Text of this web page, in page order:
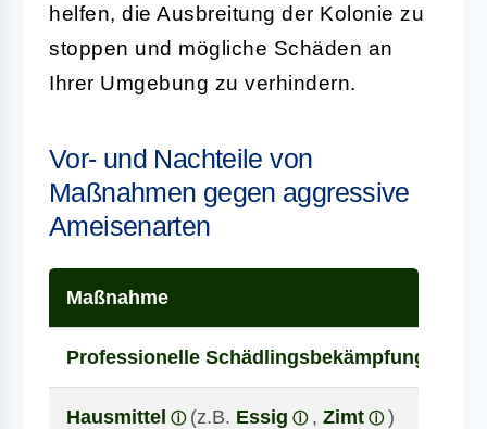
helfen, die Ausbreitung der Kolonie zu
stoppen und mögliche Schäden an
Ihrer Umgebung zu verhindern.
Vor- und Nachteile von
Maßnahmen gegen aggressive
Ameisenarten
Maßnahme
Professionelle Schädlingsbekämpfung
Hausmittel (z.B. Essig , Zimt )